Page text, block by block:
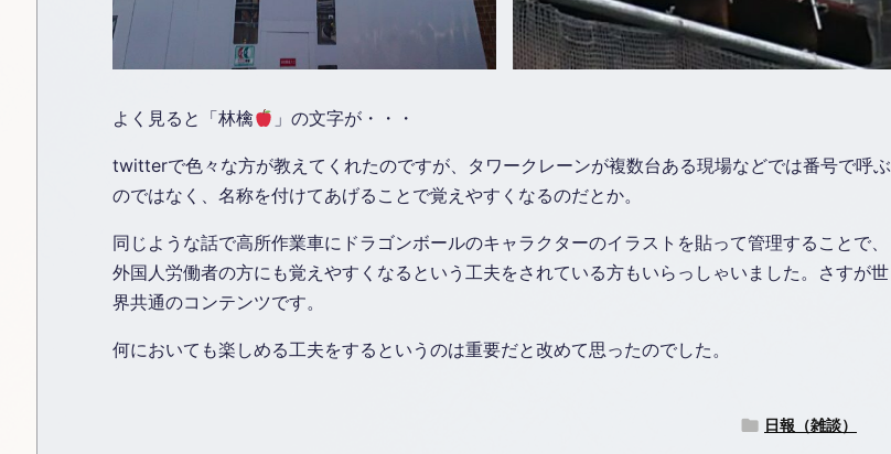
よく見ると「林檎 」の文字が・・・
twitterで色々な方が教えてくれたのですが、タワークレーンが複数台ある現場などでは番号で呼ぶ
のではなく、名称を付けてあげることで覚えやすくなるのだとか。
同じような話で高所作業車にドラゴンボールのキャラクターのイラストを貼って管理することで、
外国人労働者の方にも覚えやすくなるという工夫をされている方もいらっしゃいました。さすが世
界共通のコンテンツです。
何においても楽しめる工夫をするというのは重要だと改めて思ったのでした。
 日報（雑談）